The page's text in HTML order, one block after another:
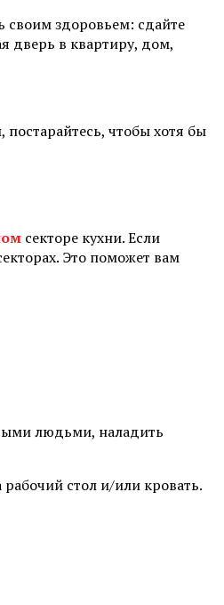
своим здоровьем: сдайте
дверь в квартиру, дом,
чтобы хотя бы
секторе кухни. Если
Это поможет вам
людьми, наладить
стол и/или кровать.